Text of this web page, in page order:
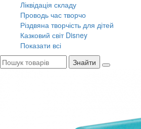
Ліквідація складу
Проводь час творчо
Різдвяна творчість для дітей
Казковий світ Disney
Показати всі
Знайти